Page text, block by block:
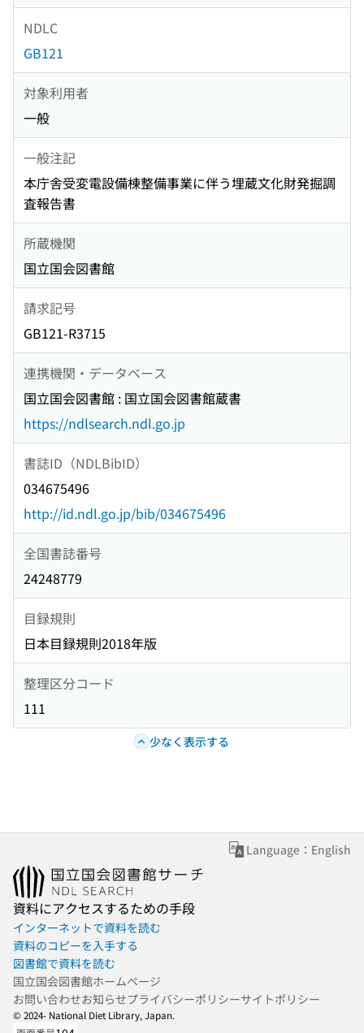
NDLC
GB121
対象利用者
一般
一般注記
本庁舎受変電設備棟整備事業に伴う埋蔵文化財発掘調
査報告書
所蔵機関
国立国会図書館
請求記号
GB121-R3715
連携機関・データベース
国立国会図書館 : 国立国会図書館蔵書
https://ndlsearch.ndl.go.jp
書誌ID（NDLBibID）
034675496
http://id.ndl.go.jp/bib/034675496
全国書誌番号
24248779
目録規則
日本目録規則2018年版
整理区分コード
111
少なく表示する
Language：English
資料にアクセスするための手段
インターネットで資料を読む
資料のコピーを入手する
図書館で資料を読む
国立国会図書館ホームページ
お問い合わせお知らせプライバシーポリシーサイトポリシー
© 2024- National Diet Library, Japan.